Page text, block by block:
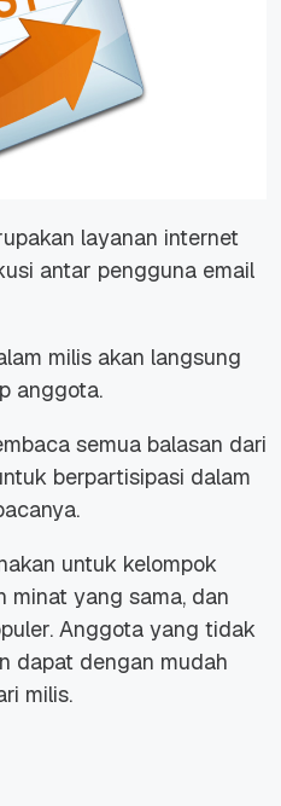
layanan internet
antar pengguna email
milis akan langsung
anggota.
semua balasan dari
berpartisipasi dalam
untuk kelompok
minat yang sama, dan
Anggota yang tidak
dapat dengan mudah
milis.